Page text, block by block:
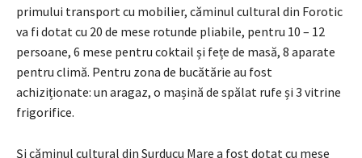
primului transport cu mobilier, căminul cultural din Forotic
va fi dotat cu 20 de mese rotunde pliabile, pentru 10 – 12
persoane, 6 mese pentru coktail și fețe de masă, 8 aparate
pentru climă. Pentru zona de bucătărie au fost
achiziționate: un aragaz, o mașină de spălat rufe și 3 vitrine
frigorifice.
Și căminul cultural din Surducu Mare a fost dotat cu mese